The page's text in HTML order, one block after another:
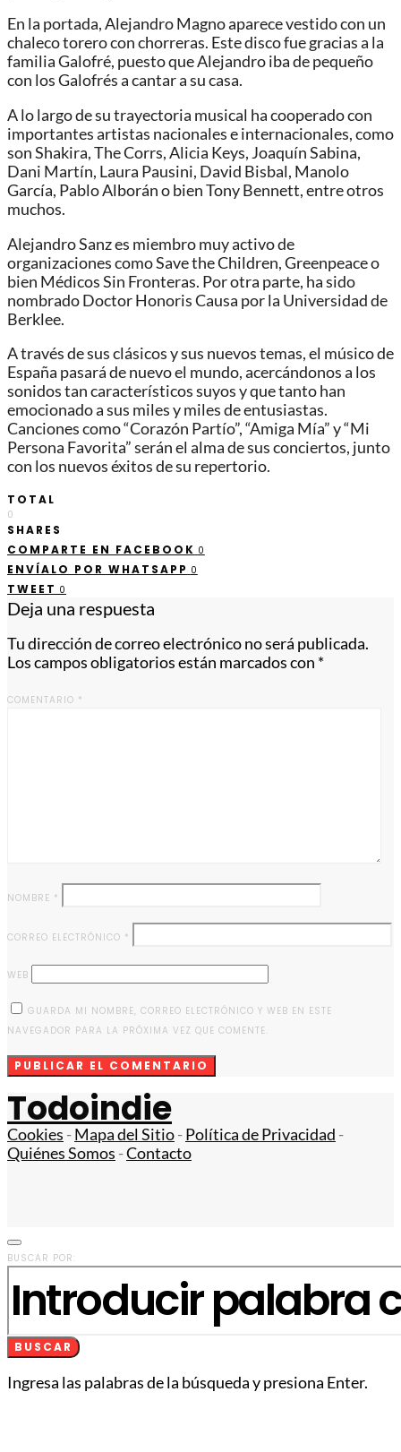
En la portada, Alejandro Magno aparece vestido con un
chaleco torero con chorreras. Este disco fue gracias a la
familia Galofré, puesto que Alejandro iba de pequeño
con los Galofrés a cantar a su casa.
A lo largo de su trayectoria musical ha cooperado con
importantes artistas nacionales e internacionales, como
son Shakira, The Corrs, Alicia Keys, Joaquín Sabina,
Dani Martín, Laura Pausini, David Bisbal, Manolo
García, Pablo Alborán o bien Tony Bennett, entre otros
muchos.
Alejandro Sanz es miembro muy activo de
organizaciones como Save the Children, Greenpeace o
bien Médicos Sin Fronteras. Por otra parte, ha sido
nombrado Doctor Honoris Causa por la Universidad de
Berklee.
A través de sus clásicos y sus nuevos temas, el músico de
España pasará de nuevo el mundo, acercándonos a los
sonidos tan característicos suyos y que tanto han
emocionado a sus miles y miles de entusiastas.
Canciones como “Corazón Partío”, “Amiga Mía” y “Mi
Persona Favorita” serán el alma de sus conciertos, junto
con los nuevos éxitos de su repertorio.
TOTAL
0
SHARES
COMPARTE EN FACEBOOK 0
ENVÍALO POR WHATSAPP 0
TWEET 0
Deja una respuesta
Tu dirección de correo electrónico no será publicada.
Los campos obligatorios están marcados con *
COMENTARIO *
NOMBRE *
CORREO ELECTRÓNICO *
WEB
GUARDA MI NOMBRE, CORREO ELECTRÓNICO Y WEB EN ESTE
NAVEGADOR PARA LA PRÓXIMA VEZ QUE COMENTE.
Todoindie
Cookies -Mapa del Sitio-Política de Privacidad -
Quiénes Somos -Contacto
BUSCAR POR:
BUSCAR
Ingresa las palabras de la búsqueda y presiona Enter.